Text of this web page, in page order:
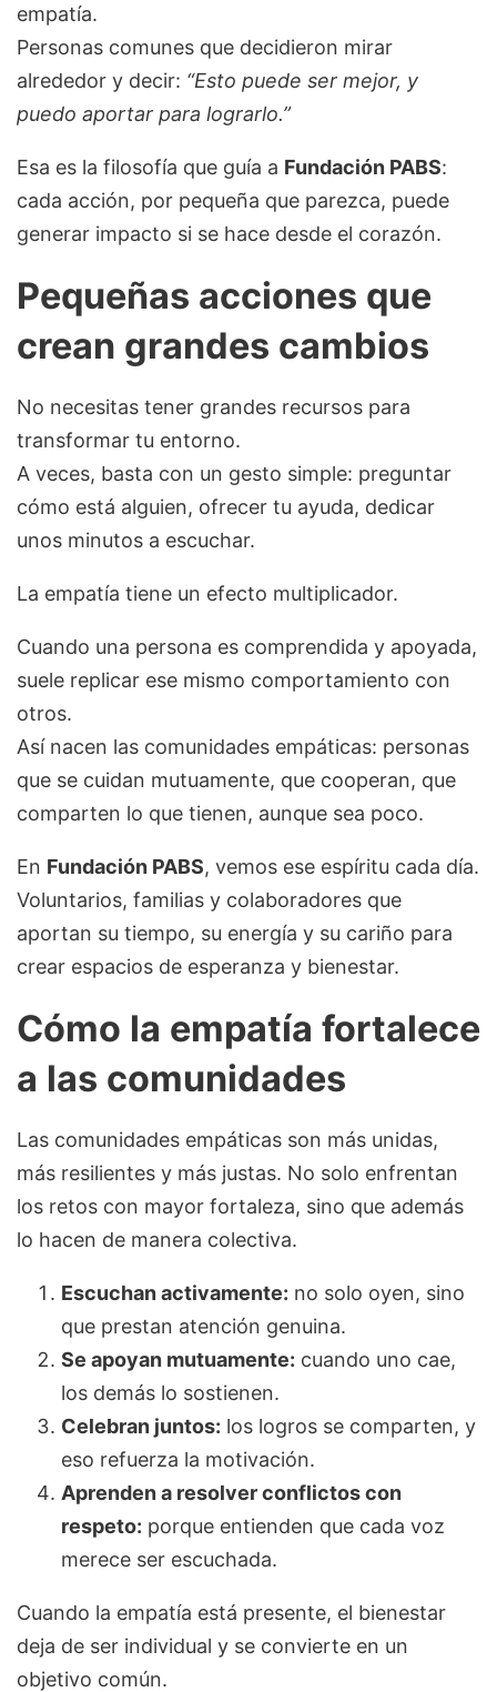
empatía.
Personas comunes que decidieron mirar
alrededor y decir: “Esto puede ser mejor, y
puedo aportar para lograrlo.”
Esa es la filosofía que guía a Fundación PABS:
cada acción, por pequeña que parezca, puede
generar impacto si se hace desde el corazón.
Pequeñas acciones que
crean grandes cambios
No necesitas tener grandes recursos para
transformar tu entorno.
A veces, basta con un gesto simple: preguntar
cómo está alguien, ofrecer tu ayuda, dedicar
unos minutos a escuchar.
La empatía tiene un efecto multiplicador.
Cuando una persona es comprendida y apoyada,
suele replicar ese mismo comportamiento con
otros.
Así nacen las comunidades empáticas: personas
que se cuidan mutuamente, que cooperan, que
comparten lo que tienen, aunque sea poco.
En Fundación PABS, vemos ese espíritu cada día.
Voluntarios, familias y colaboradores que
aportan su tiempo, su energía y su cariño para
crear espacios de esperanza y bienestar.
Cómo la empatía fortalece
a las comunidades
Las comunidades empáticas son más unidas,
más resilientes y más justas. No solo enfrentan
los retos con mayor fortaleza, sino que además
lo hacen de manera colectiva.
Escuchan activamente: no solo oyen, sino
que prestan atención genuina.
Se apoyan mutuamente: cuando uno cae,
los demás lo sostienen.
Celebran juntos: los logros se comparten, y
eso refuerza la motivación.
Aprenden a resolver conflictos con
respeto: porque entienden que cada voz
merece ser escuchada.
Cuando la empatía está presente, el bienestar
deja de ser individual y se convierte en un
objetivo común.